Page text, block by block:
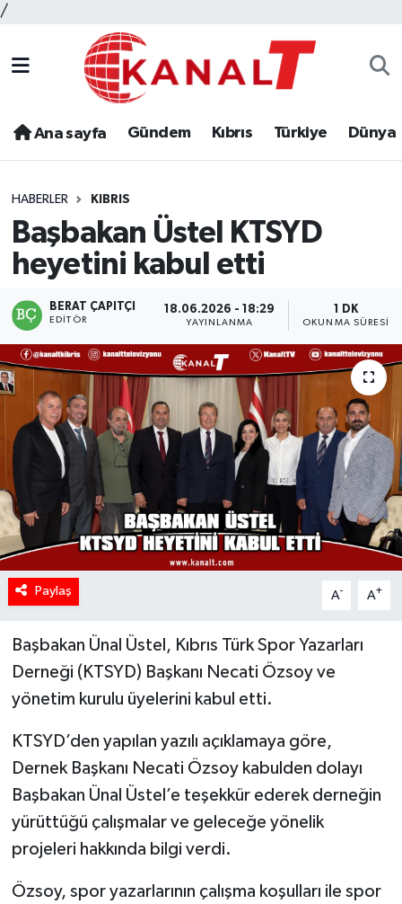
/
Ana sayfa Gündem Kıbrıs Türkiye Dünya
HABERLER KIBRIS
Başbakan Üstel KTSYD
heyetini kabul etti
BERAT ÇAPITÇI
EDITÖR
18.06.2026 - 18:29
YAYINLANMA
1 DK
OKUNMA SÜRESI
Paylaş A- A+
Başbakan Ünal Üstel, Kıbrıs Türk Spor Yazarları
Derneği (KTSYD) Başkanı Necati Özsoy ve
yönetim kurulu üyelerini kabul etti.
KTSYD’den yapılan yazılı açıklamaya göre,
Dernek Başkanı Necati Özsoy kabulden dolayı
Başbakan Ünal Üstel’e teşekkür ederek derneğin
yürüttüğü çalışmalar ve geleceğe yönelik
projeleri hakkında bilgi verdi.
Özsoy, spor yazarlarının çalışma koşulları ile spor